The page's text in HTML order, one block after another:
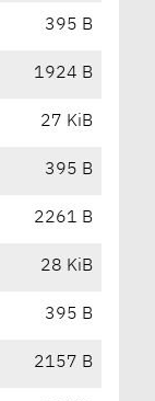
395 B
1924 B
27 KiB
395 B
2261 B
28 KiB
395 B
2157 B